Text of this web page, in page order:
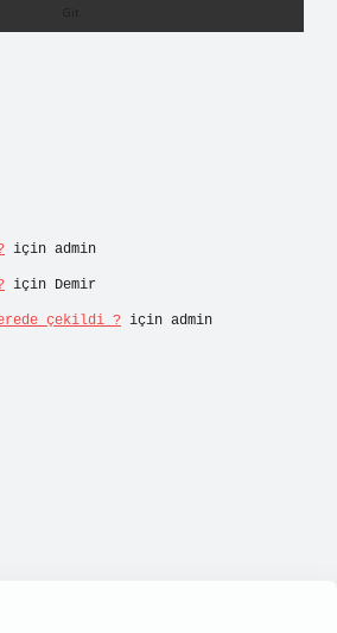
için admin
için Demir
çekildi ? için admin